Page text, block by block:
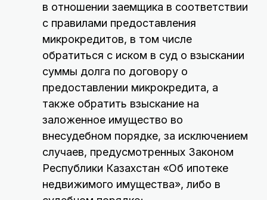
в отношении заемщика в соответствии
с правилами предоставления
микрокредитов, в том числе
обратиться с иском в суд о взыскании
суммы долга по договору о
предоставлении микрокредита, а
также обратить взыскание на
заложенное имущество во
внесудебном порядке, за исключением
случаев, предусмотренных Законом
Республики Казахстан «Об ипотеке
недвижимого имущества», либо в